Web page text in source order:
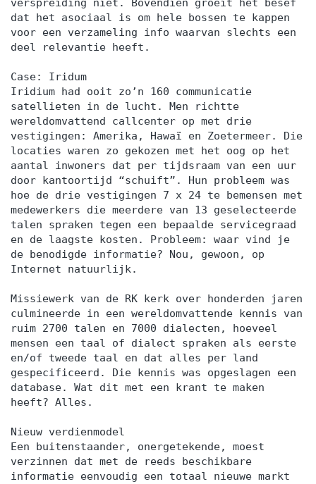
verspreiding niet. Bovendien groeit het besef
dat het asociaal is om hele bossen te kappen
voor een verzameling info waarvan slechts een
deel relevantie heeft.
Case: Iridum
Iridium had ooit zo’n 160 communicatie
satellieten in de lucht. Men richtte
wereldomvattend callcenter op met drie
vestigingen: Amerika, Hawaï en Zoetermeer. Die
locaties waren zo gekozen met het oog op het
aantal inwoners dat per tijdsraam van een uur
door kantoortijd “schuift”. Hun probleem was
hoe de drie vestigingen 7 x 24 te bemensen met
medewerkers die meerdere van 13 geselecteerde
talen spraken tegen een bepaalde servicegraad
en de laagste kosten. Probleem: waar vind je
de benodigde informatie? Nou, gewoon, op
Internet natuurlijk.
Missiewerk van de RK kerk over honderden jaren
culmineerde in een wereldomvattende kennis van
ruim 2700 talen en 7000 dialecten, hoeveel
mensen een taal of dialect spraken als eerste
en/of tweede taal en dat alles per land
gespecificeerd. Die kennis was opgeslagen een
database. Wat dit met een krant te maken
heeft? Alles.
Nieuw verdienmodel
Een buitenstaander, onergetekende, moest
verzinnen dat met de reeds beschikbare
informatie eenvoudig een totaal nieuwe markt